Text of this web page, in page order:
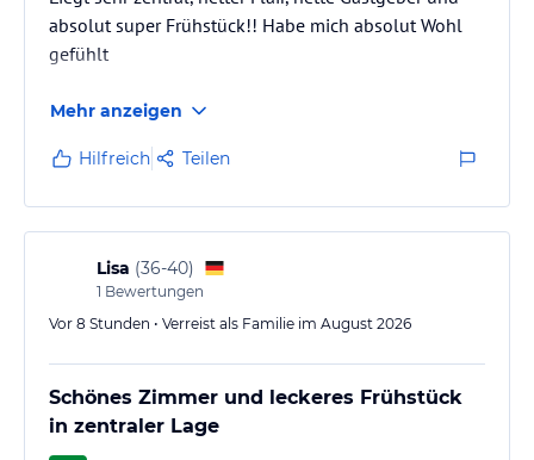
absolut super Frühstück!! Habe mich absolut Wohl
gefühlt
Mehr anzeigen
Hilfreich Teilen
Lisa (36-40)
1 Bewertungen
Vor 8 Stunden • Verreist als Familie im August 2026
Schönes Zimmer und leckeres Frühstück
in zentraler Lage